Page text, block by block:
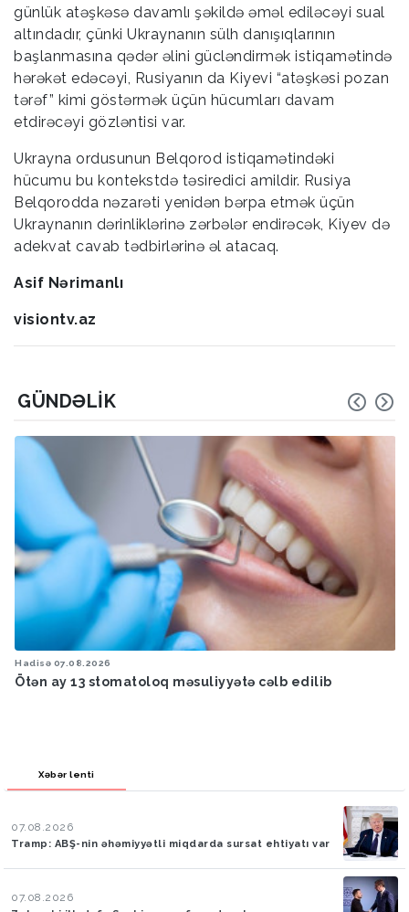
günlük atəşkəsə davamlı şəkildə əməl ediləcəyi sual
altındadır, çünki Ukraynanın sülh danışıqlarının
başlanmasına qədər əlini gücləndirmək istiqamətində
hərəkət edəcəyi, Rusiyanın da Kiyevi “atəşkəsi pozan
tərəf” kimi göstərmək üçün hücumları davam
etdirəcəyi gözləntisi var.
Ukrayna ordusunun Belqorod istiqamətindəki
hücumu bu kontekstdə təsiredici amildir. Rusiya
Belqorodda nəzarəti yenidən bərpa etmək üçün
Ukraynanın dərinliklərinə zərbələr endirəcək, Kiyev də
adekvat cavab tədbirlərinə əl atacaq.
Asif Nərimanlı
visiontv.az
GÜNDƏLIK
Hadisə 07.08.2026
Ötən ay 13 stomatoloq məsuliyyətə cəlb edilib
Xəbər lenti
07.08.2026
Tramp: ABŞ-nin əhəmiyyətli miqdarda sursat ehtiyatı var
07.08.2026